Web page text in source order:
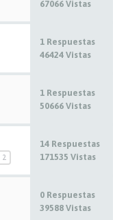
67066 Vistas
1 Respuestas
46424 Vistas
1 Respuestas
50666 Vistas
2
14 Respuestas
171535 Vistas
0 Respuestas
39588 Vistas